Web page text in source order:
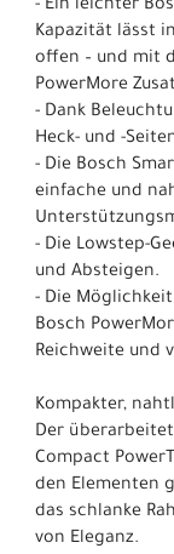
- Ein leichter
Kapazität lässt
offen – und mit
PowerMore
- Dank
Heck- und -
- Die Bosch
einfache und
- Die Lowstep-
und Absteigen.
- Die
Bosch
Reichweite und
Kompakter,
Der
Compact
den Elementen
das schlanke
von Eleganz.